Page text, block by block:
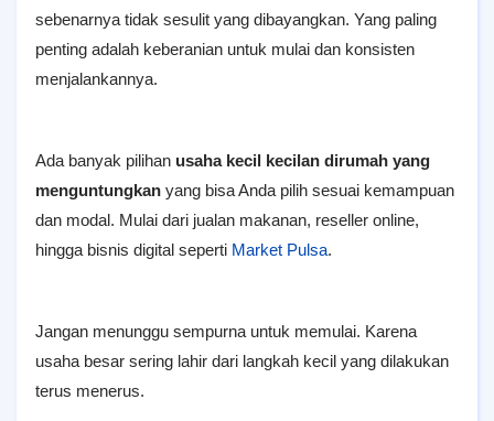
sebenarnya tidak sesulit yang dibayangkan. Yang paling
penting adalah keberanian untuk mulai dan konsisten
menjalankannya.
Ada banyak pilihan usaha kecil kecilan dirumah yang
menguntungkan yang bisa Anda pilih sesuai kemampuan
dan modal. Mulai dari jualan makanan, reseller online,
hingga bisnis digital seperti Market Pulsa.
Jangan menunggu sempurna untuk memulai. Karena
usaha besar sering lahir dari langkah kecil yang dilakukan
terus menerus.